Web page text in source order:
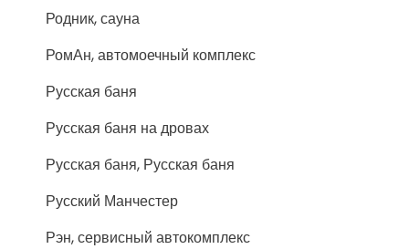
Родник, сауна
РомАн, автомоечный комплекс
Русская баня
Русская баня на дровах
Русская баня, Русская баня
Русский Манчестер
Рэн, сервисный автокомплекс